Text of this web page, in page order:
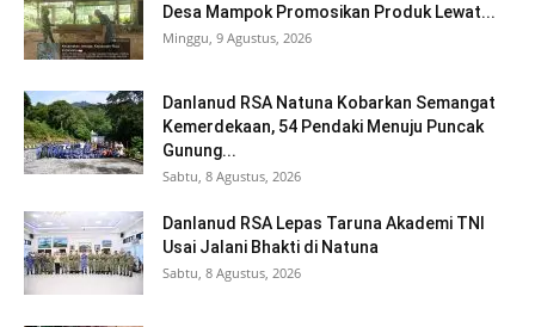
Desa Mampok Promosikan Produk Lewat...
Minggu, 9 Agustus, 2026
Danlanud RSA Natuna Kobarkan Semangat
Kemerdekaan, 54 Pendaki Menuju Puncak
Gunung...
Sabtu, 8 Agustus, 2026
Danlanud RSA Lepas Taruna Akademi TNI
Usai Jalani Bhakti di Natuna
Sabtu, 8 Agustus, 2026